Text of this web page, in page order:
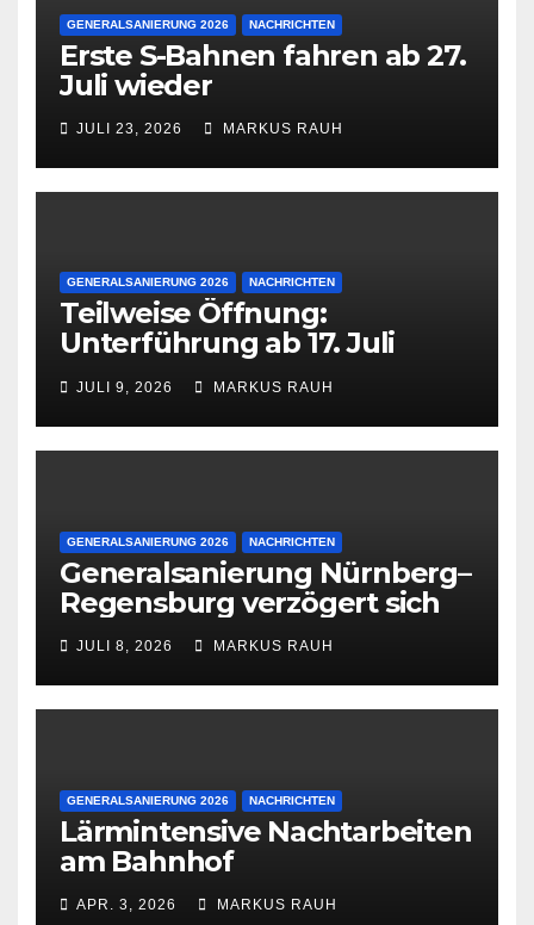
GENERALSANIERUNG 2026 NACHRICHTEN
Erste S-Bahnen fahren ab 27.
Juli wieder
JULI 23, 2026 MARKUS RAUH
GENERALSANIERUNG 2026 NACHRICHTEN
Teilweise Öffnung:
Unterführung ab 17. Juli
JULI 9, 2026 MARKUS RAUH
GENERALSANIERUNG 2026 NACHRICHTEN
Generalsanierung Nürnberg–
Regensburg verzögert sich
JULI 8, 2026 MARKUS RAUH
GENERALSANIERUNG 2026 NACHRICHTEN
Lärmintensive Nachtarbeiten
am Bahnhof
APR. 3, 2026 MARKUS RAUH